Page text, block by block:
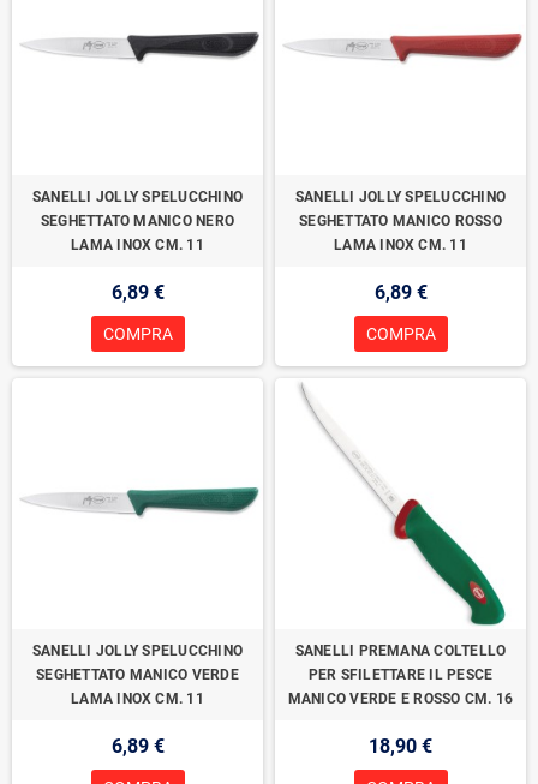
SANELLI JOLLY SPELUCCHINO
SEGHETTATO MANICO NERO
LAMA INOX CM. 11
6,89 €
COMPRA
SANELLI JOLLY SPELUCCHINO
SEGHETTATO MANICO ROSSO
LAMA INOX CM. 11
6,89 €
COMPRA
SANELLI JOLLY SPELUCCHINO
SEGHETTATO MANICO VERDE
LAMA INOX CM. 11
6,89 €
SANELLI PREMANA COLTELLO
PER SFILETTARE IL PESCE
MANICO VERDE E ROSSO CM. 16
18,90 €